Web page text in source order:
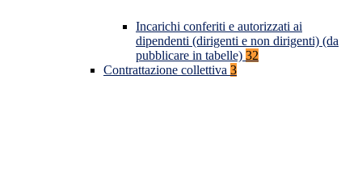
Incarichi conferiti e autorizzati ai
dipendenti (dirigenti e non dirigenti) (da
pubblicare in tabelle) 32
Contrattazione collettiva 3